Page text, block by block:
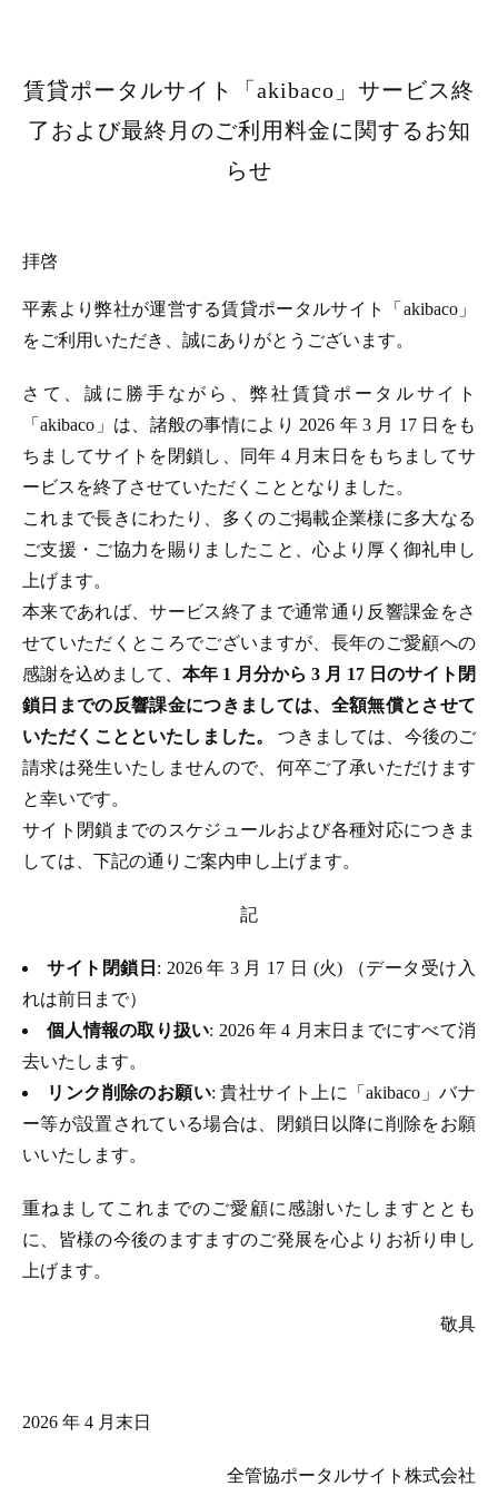
賃貸ポータルサイト「akibaco」サービス終
了および最終月のご利用料金に関するお知
らせ
拝啓
平素より弊社が運営する賃貸ポータルサイト「akibaco」
をご利用いただき、誠にありがとうございます。
さて、誠に勝手ながら、弊社賃貸ポータルサイト
「akibaco」は、諸般の事情により 2026 年 3 月 17 日をも
ちましてサイトを閉鎖し、同年 4 月末日をもちましてサ
ービスを終了させていただくこととなりました。
これまで長きにわたり、多くのご掲載企業様に多大なる
ご支援・ご協力を賜りましたこと、心より厚く御礼申し
上げます。
本来であれば、サービス終了まで通常通り反響課金をさ
せていただくところでございますが、長年のご愛顧への
感謝を込めまして、 本年 1 月分から 3 月 17 日のサイト閉
鎖日までの反響課金につきましては、全額無償とさせて
いただくことといたしました。つきましては、今後のご
請求は発生いたしませんので、何卒ご了承いただけます
と幸いです。
サイト閉鎖までのスケジュールおよび各種対応につきま
しては、下記の通りご案内申し上げます。
記
サイト閉鎖日 : 2026 年 3 月 17 日 (火) （データ受け入
れは前日まで）
個人情報の取り扱い: 2026 年 4 月末日までにすべて消
去いたします。
リンク削除のお願い: 貴社サイト上に「akibaco」バナ
ー等が設置されている場合は、閉鎖日以降に削除をお願
いいたします。
重ねましてこれまでのご愛顧に感謝いたしますととも
に、皆様の今後のますますのご発展を心よりお祈り申し
上げます。
敬具
2026 年 4 月末日
全管協ポータルサイト株式会社